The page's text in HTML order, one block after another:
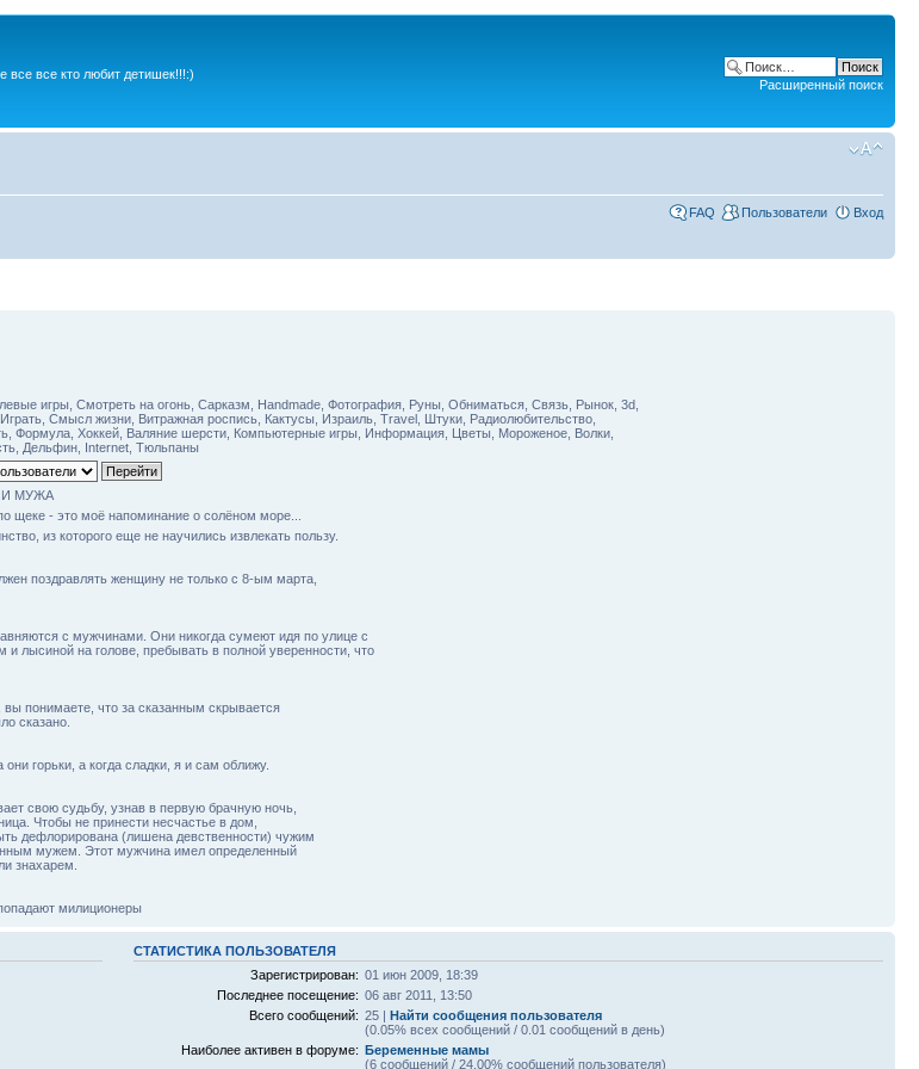
все все кто любит детишек!!!:)
Расширенный поиск
FAQ Пользователи Вход
игры, Смотреть на огонь, Сарказм, Handmade, Фотография, Руны, Обниматься, Связь, Рынок, 3d,
Смысл жизни, Витражная роспись, Кактусы, Израиль, Travel, Штуки, Радиолюбительство,
Формула, Хоккей, Валяние шерсти, Компьютерные игры, Информация, Цветы, Мороженое, Волки,
Дельфин, Internet, Тюльпаны
МУЖА
щеке - это моё напоминание о солёном море...
из которого еще не научились извлекать пользу.
поздравлять женщину не только с 8-ым марта,
с мужчинами. Они никогда сумеют идя по улице с
лысиной на голове, пребывать в полной уверенности, что
понимаете, что за сказанным скрывается
сказано.
горьки, а когда сладки, я и сам оближу.
свою судьбу, узнав в первую брачную ночь,
Чтобы не принести несчастье в дом,
дефлорирована (лишена девственности) чужим
мужем. Этот мужчина имел определенный
знахарем.
милиционеры
СТАТИСТИКА ПОЛЬЗОВАТЕЛЯ
Зарегистрирован: 01 июн 2009, 18:39
Последнее посещение: 06 авг 2011, 13:50
Всего сообщений: 25 | Найти сообщения пользователя
(0.05% всех сообщений / 0.01 сообщений в день)
Наиболее активен в форуме: Беременные мамы
(6 сообщений / 24.00% сообщений пользователя)